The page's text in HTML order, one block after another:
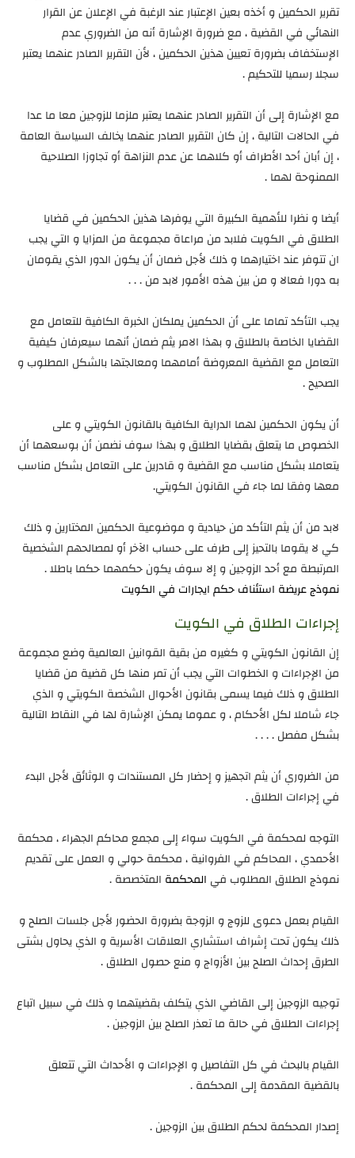
تقرير الحكمين و أخذه بعين الإعتبار عند الرغبة في الإعلان عن القرار
النهائي في القضية ، مع ضرورة الإشارة أنه من الضروري عدم
الإستخفاف بضرورة تعيين هذين الحكمين ، لأن التقرير الصادر عنهما يعتبر
سجلا رسميا للتحكيم .
مع الإشارة إلى أن التقرير الصادر عنهما يعتبر ملزما للزوجين معا ما عدا
في الحالات التالية ، إن كان التقرير الصادر عنهما يخالف السياسة العامة
، إن أبان أحد الأطراف أو كلاهما عن عدم النزاهة أو تجاوزا الصلاحية
الممنوحة لهما .
أيضا و نظرا للأهمية الكبيرة التي يوفرها هذين الحكمين في قضايا
الطلاق في الكويت فلابد من مراعاة مجموعة من المزايا و التي يجب
ان تتوفر عند اختيارهما و ذلك لأجل ضمان أن يكون الدور الذي يقومان
به دورا فعالا و من بين هذه الأمور لابد من . . .
يجب التأكد تماما على أن الحكمين يملكان الخبرة الكافية للتعامل مع
القضايا الخاصة بالطلاق و بهذا الامر يثم ضمان أنهما سيعرفان كيفية
التعامل مع القضية المعروضة أمامهما ومعالجتها بالشكل المطلوب و
الصحيح .
أن يكون الحكمين لهما الدراية الكافية بالقانون الكويتي و على
الخصوص ما يتعلق بقضايا الطلاق و بهذا سوف نضمن أن بوسعهما أن
يتعاملا بشكل مناسب مع القضية و قادرين على التعامل بشكل مناسب
معها وفقا لما جاء في القانون الكويتي.
لابد من أن يثم التأكد من حيادية و موضوعية الحكمين المختارين و ذلك
كي لا يقوما بالتحيز إلى طرف على حساب الآخر أو لمصالحهم الشخصية
المرتبطة مع أحد الزوجين و إلا سوف يكون حكمهما حكما باطلا .
نموذج عريضة استئناف حكم ايجارات في الكويت
إجراءات الطلاق في الكويت
إن القانون الكويتي و كغيره من بقية القوانين العالمية وضع مجموعة
من الإجراءات و الخطوات التي يجب أن تمر منها كل قضية من قضايا
الطلاق و ذلك فيما يسمى بقانون الأحوال الشخصة الكويتي و الذي
جاء شاملا لكل الأحكام ، و عموما يمكن الإشارة لها في النقاط التالية
بشكل مفصل . . . .
من الضروري أن يثم اتجهيز و إحضار كل المستندات و الوثائق لأجل البدء
في إجراءات الطلاق .
التوجه لمحكمة في الكويت سواء إلى مجمع محاكم الجهراء ، محكمة
الأحمدي ، المحاكم في الفروانية ، محكمة حولي و العمل على تقديم
نموذج الطلاق المطلوب في المحكمة المتخصصة .
القيام بعمل دعوى للزوج و الزوجة بضرورة الحضور لأجل جلسات الصلح و
ذلك يكون تحت إشراف استشاري العلاقات الأسرية و الذي يحاول بشتى
الطرق إحداث الصلح بين الأزواج و منع حصول الطلاق .
توجيه الزوجين إلى القاضي الذي يتكلف بقضيتهما و ذلك في سبيل اتباع
إجراءات الطلاق في حالة ما تعذر الصلح بين الزوجين .
القيام بالبحث في كل التفاصيل و الإجراءات و الأحداث التي تتعلق
بالقضية المقدمة إلى المحكمة .
إصدار المحكمة لحكم الطلاق بين الزوجين .